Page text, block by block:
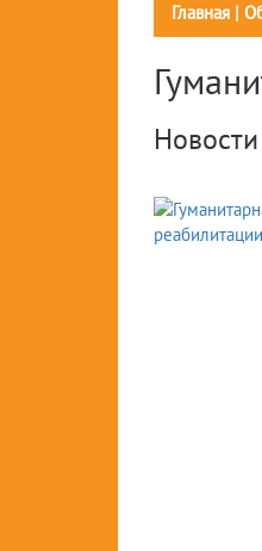
Главная|
Новости